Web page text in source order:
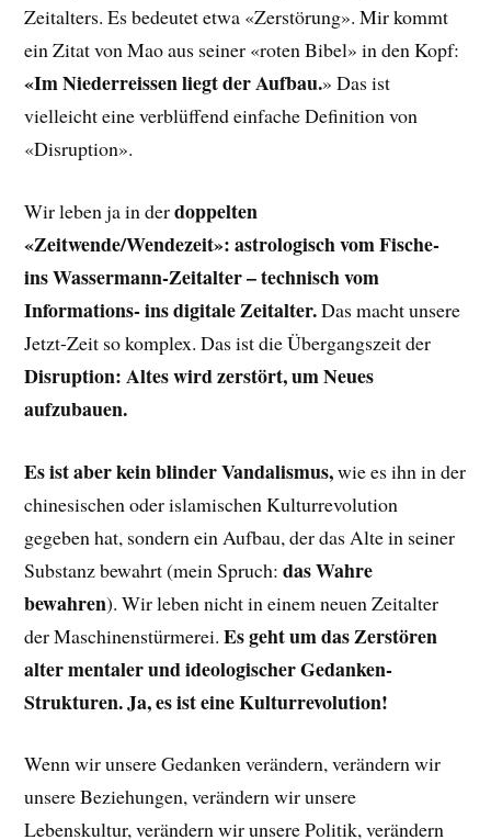
Zeitalters. Es bedeutet etwa «Zerstörung». Mir kommt
ein Zitat von Mao aus seiner «roten Bibel» in den Kopf:
«Im Niederreissen liegt der Aufbau.» Das ist
vielleicht eine verblüffend einfache Definition von
«Disruption».
Wir leben ja in derdoppelten
«Zeitwende/Wendezeit»: astrologisch vom Fische-
ins Wassermann-Zeitalter – technisch vom
Informations- ins digitale Zeitalter.Das macht unsere
Jetzt-Zeit so komplex. Das ist die Übergangszeit der
Disruption: Altes wird zerstört, um Neues
aufzubauen.
Es ist aber kein blinder Vandalismus,wie es ihn in der
chinesischen oder islamischen Kulturrevolution
gegeben hat, sondern ein Aufbau, der das Alte in seiner
Substanz bewahrt (mein Spruch:das Wahre
bewahren). Wir leben nicht in einem neuen Zeitalter
der Maschinenstürmerei.Es geht um das Zerstören
alter mentaler und ideologischer Gedanken-
Strukturen. Ja, es ist eine Kulturrevolution!
Wenn wir unsere Gedanken verändern, verändern wir
unsere Beziehungen, verändern wir unsere
Lebenskultur, verändern wir unsere Politik, verändern